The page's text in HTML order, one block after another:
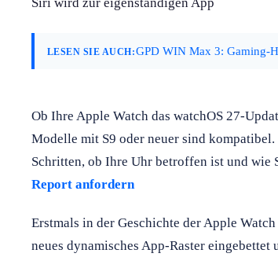
LESEN SIE AUCH:GPD WIN Max 3: Gaming-
Ob Ihre Apple Watch das watchOS 27-
Modelle mit S9 oder neuer sind
Schritten, ob Ihre Uhr betroffen ist und wie
Report anfordern
Erstmals in der Geschichte der Apple
neues dynamisches App-Raster